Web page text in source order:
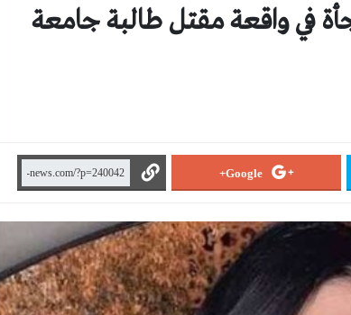
في واقعة مقتل طالبة جامعة
Google+